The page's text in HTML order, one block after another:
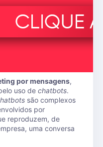
por mensagens,
uso de chatbots.
são complexos
por
reproduzem, de
uma conversa